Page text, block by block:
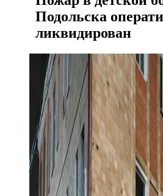
Подольска
ликвидирован